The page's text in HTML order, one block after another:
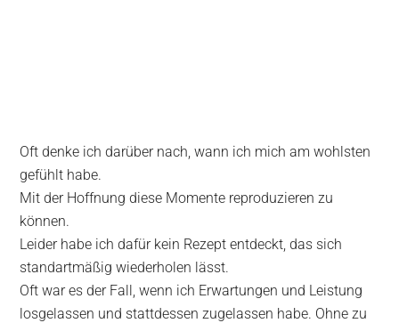
Oft denke ich darüber nach, wann ich mich am wohlsten
gefühlt habe.
Mit der Hoffnung diese Momente reproduzieren zu
können.
Leider habe ich dafür kein Rezept entdeckt, das sich
standartmäßig wiederholen lässt.
Oft war es der Fall, wenn ich Erwartungen und Leistung
losgelassen und stattdessen zugelassen habe. Ohne zu